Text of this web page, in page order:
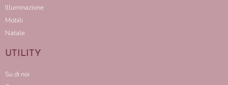
Illuminazione
Mobili
Natale
UTILITY
Su di noi